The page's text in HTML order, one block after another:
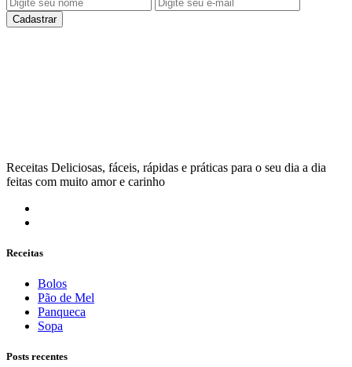
Cadastrar
Receitas Deliciosas, fáceis, rápidas e práticas para o seu dia a dia
feitas com muito amor e carinho
Receitas
Bolos
Pão de Mel
Panqueca
Sopa
Posts recentes